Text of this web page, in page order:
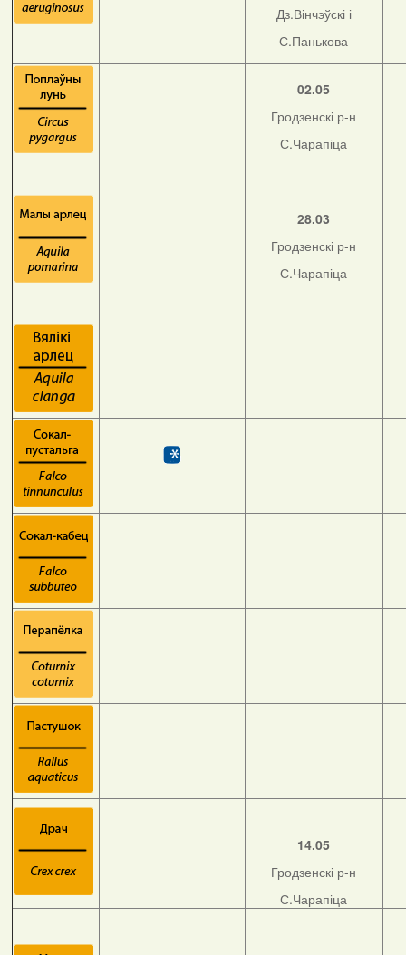
Дз.Вінчэўскі і
С.Панькова
02.05
Гродзенскі р-н
С.Чарапіца
28.03
Гродзенскі р-н
С.Чарапіца
14.05
Гродзенскі р-н
С.Чарапіца